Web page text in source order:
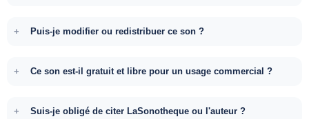
Puis-je modifier ou redistribuer ce son ?
Ce son est-il gratuit et libre pour un usage commercial ?
Suis-je obligé de citer LaSonotheque ou l'auteur ?